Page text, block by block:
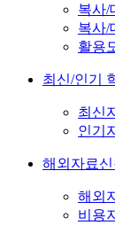
복사/
복사/
활용
최신/인기
최신
인기
해외자료
해외
비용